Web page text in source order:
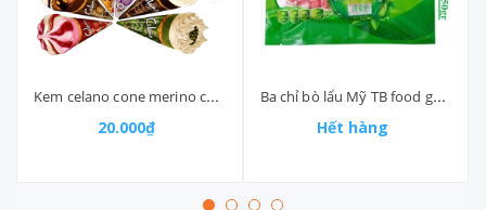
Kem celano cone merino cái (60-:-70)gr
20.000₫
Ba chỉ bò lẩu Mỹ TB food gói 450gr
Hết hàng